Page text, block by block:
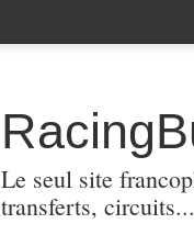
Le seul site
transferts, circuits...